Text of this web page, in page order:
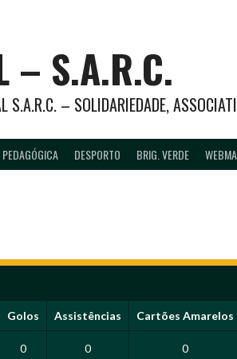
– S.A.R.C.
S.A.R.C. – SOLIDARIEDADE,
DESPORTO BRIG. VERDE
Golos Assistências Cartões Amarelos
0 0 0